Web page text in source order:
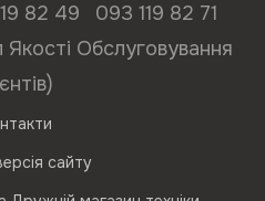
82 49
093 119 82 71
Обслуговування
сайту